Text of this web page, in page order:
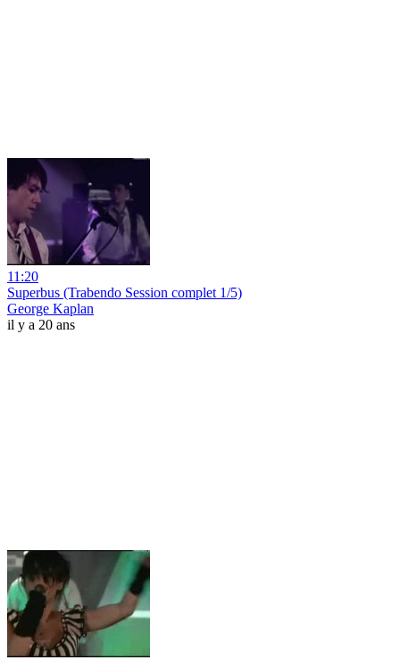
11:20
Superbus (Trabendo Session complet 1/5)
George Kaplan
il y a 20 ans